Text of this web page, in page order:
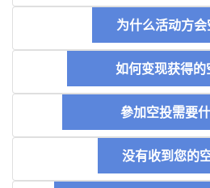
为什么活动方会
如何变现获得
參加空投需
没有收到您的